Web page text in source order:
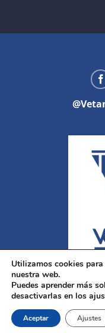
Utilizamos cookies
nuestra web.
Puedes aprender más
desactivarlas en los
Aceptar Ajustes